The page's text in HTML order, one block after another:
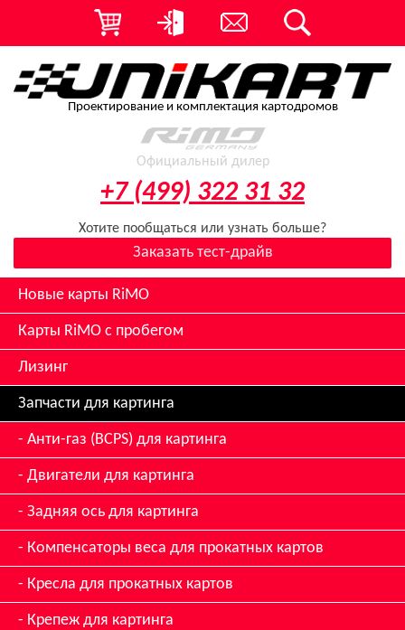
Проектирование и комплектация картодромов
Официальный дилер
+7 (499) 322 31 32
Хотите пообщаться или узнать больше?
Заказать тест-драйв
Новые карты RiMO
Карты RiMO с пробегом
Лизинг
Запчасти для картинга
Анти-газ (BCPS) для картинга
Двигатели для картинга
Задняя ось для картинга
Компенсаторы веса для прокатных картов
Кресла для прокатных картов
Крепеж для картинга